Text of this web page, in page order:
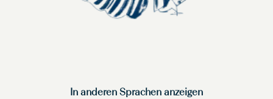
In anderen Sprachen anzeigen